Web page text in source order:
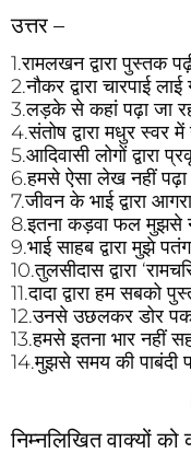
उत्तर –
1.रामलखन द्वारा पुस्तक
2.नौकर द्वारा चारपाई
3.लड़के से कहां पढ़ा जा
4.संतोष द्वारा मधुर स्वर में
5.आदिवासी लोगों द्वारा
6.हमसे ऐसा लेख नहीं
7.जीवन के भाई द्वारा
8.इतना कड़वा फल मुझसे
9.भाई साहब द्वारा मुझे
10.तुलसीदास द्वारा
11.दादा द्वारा हम सबको
12.उनसे उछलकर डोर
13.हमसे इतना भार नहीं
14.मुझसे समय की पाबंदी
निम्नलिखित वाक्यों को